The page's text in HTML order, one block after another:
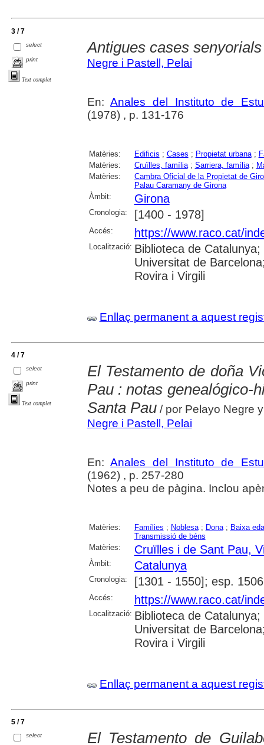
3 / 7
select
print
Text complet
Antigues cases
Negre i Pastell, Pelai
En:Anales del Instituto de
(1978) , p. 131-176
Matèries: Edificis ; Cases ; Propietat urbana;
Matèries:
Cruïlles, família; Sarriera, família;
Matèries:
Cambra Oficial de la Propietat de
Palau Caramany de Girona
Àmbit:
Girona
Cronologia: [1400 - 1978]
Accés: https://www.raco.cat/
Localització: Biblioteca de
Universitat de
Rovira i Virgili
Enllaç permanent a aquest
4 / 7
select
print
Text complet
El Testamento de doña
Pau : notas genealógico-
Santa Pau/ por Pelayo Negre
Negre i Pastell, Pelai
En:Anales del Instituto de
(1962) , p. 257-280
Notes a peu de pàgina. Inclou
Matèries: Famílies ; Noblesa; Dona; Baixa
Transmissió de béns
Matèries:
Cruïlles i de Sant Pau,
Àmbit: Catalunya
Cronologia: [1301 - 1550]; esp. 1506
Accés: https://www.raco.cat/
Localització: Biblioteca de
Universitat de
Rovira i Virgili
Enllaç permanent a aquest
5 / 7
select El Testamento de